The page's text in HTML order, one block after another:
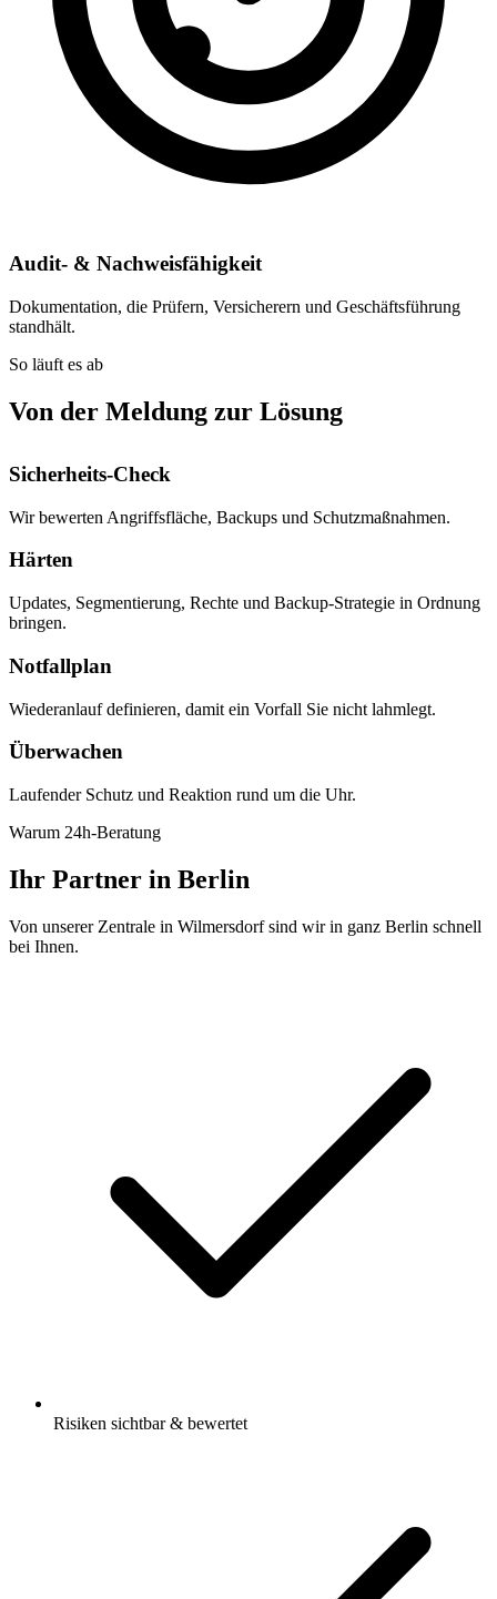
Audit- & Nachweisfähigkeit
Dokumentation, die Prüfern, Versicherern und Geschäftsführung
standhält.
So läuft es ab
Von der Meldung zur Lösung
Sicherheits-Check
Wir bewerten Angriffsfläche, Backups und Schutzmaßnahmen.
Härten
Updates, Segmentierung, Rechte und Backup-Strategie in Ordnung
bringen.
Notfallplan
Wiederanlauf definieren, damit ein Vorfall Sie nicht lahmlegt.
Überwachen
Laufender Schutz und Reaktion rund um die Uhr.
Warum 24h-Beratung
Ihr Partner in Berlin
Von unserer Zentrale in Wilmersdorf sind wir in ganz Berlin schnell
bei Ihnen.
Risiken sichtbar & bewertet